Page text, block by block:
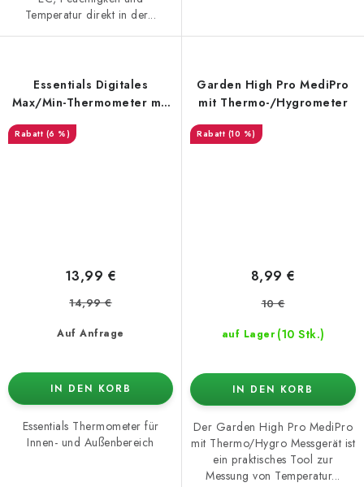
Temperatur direkt in der...
Essentials Digitales
Max/Min-Thermometer mit
externer Sonde
(6 %)
Auf Anfrage
13,99 €
14,99 €
IN DEN KORB
Essentials Thermometer für
Innen- und Außenbereich
Garden High Pro MediPro
mit Thermo-/Hygrometer
(10 %)
auf Lager (10 Stk.)
8,99 €
10 €
IN DEN KORB
Der Garden High Pro MediPro
mit Thermo/Hygro Messgerät ist
ein praktisches Tool zur
Messung von Temperatur...